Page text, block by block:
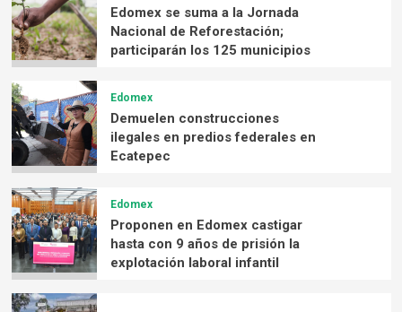
Edomex se suma a la Jornada
Nacional de Reforestación;
participarán los 125 municipios
Edomex
Demuelen construcciones
ilegales en predios federales en
Ecatepec
Edomex
Proponen en Edomex castigar
hasta con 9 años de prisión la
explotación laboral infantil